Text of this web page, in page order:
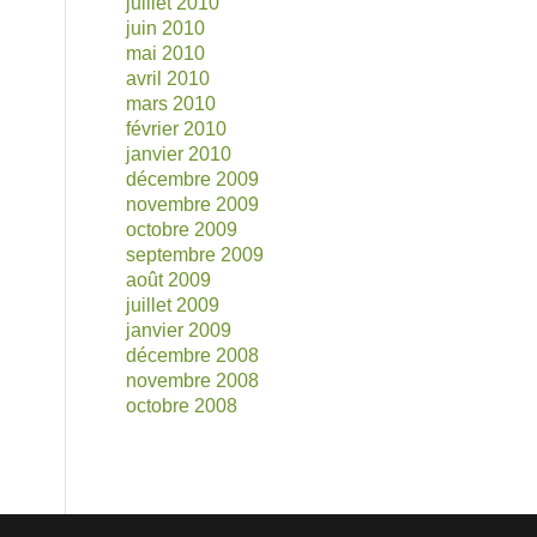
juin 2010
mai 2010
avril 2010
mars 2010
février 2010
janvier 2010
décembre 2009
novembre 2009
octobre 2009
septembre 2009
août 2009
juillet 2009
janvier 2009
décembre 2008
novembre 2008
octobre 2008